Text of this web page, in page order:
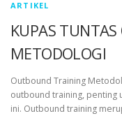
ARTIKEL
KUPAS
METODOLOGI
Outbound Training
outbound training, penting
ini. Outbound training